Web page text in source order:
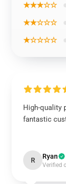
★★★☆☆
★★☆☆☆
★☆☆☆☆
High-quality
fantastic
R Ryan
Verified